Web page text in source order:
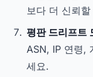
보다 더 신뢰
평판 드리프트
ASN, IP 연령,
세요.